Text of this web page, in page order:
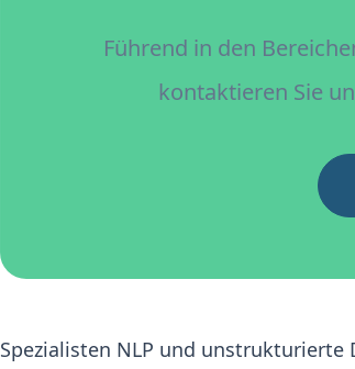
Führend in den
kontaktieren Sie
Spezialisten NLP und unstrukturierte